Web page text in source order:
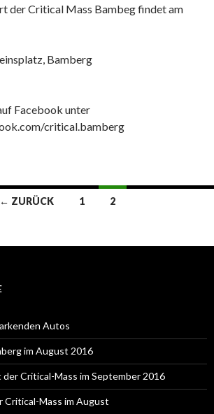
der Critical Mass Bambeg findet am
Bamberg
Facebook unter
critical.bamberg
← ZURÜCK 1 2
Autos
im August 2016
Critical-Mass im September 2016
Mass im August